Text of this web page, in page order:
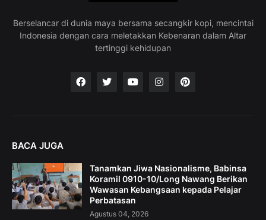
Berselancar di dunia maya bersama secangkir kopi, mencintai
Indonesia dengan cara meletakkan Kebenaran dalam Altar
tertinggi kehidupan
BACA JUGA
Tanamkan Jiwa Nasionalisme, Babinsa
Koramil 0910-10/Long Nawang Berikan
Wawasan Kebangsaan kepada Pelajar
Perbatasan
Agustus 04, 2026